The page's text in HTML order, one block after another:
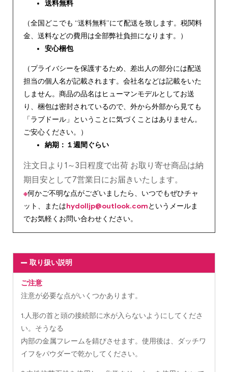
送料無料
（全国どこでも “送料無料”にて配送を致します。税関料
金、送料などの費用は全部弊社負担になります。）
安心梱包
（プライバシーを保護するため、差出人の部分には配送
担当の個人名が記載されます。会社名などは記載をいた
しません。商品の品名はヒューマンモデルとしてお送
り、梱包は密封されているので、外から外部から見ても
「ラブドール」ということに気づくことはありません。
ご安心ください。）
納期：１週間ぐらい
注文日より1～3日程度で出荷 お取り寄せ商品は納
期目安として7営業日にお届きいたします。
※何かご不明な点がございましたら、いつでもぜひチャ
ット、またはhydolljp@outlook.comというメールま
でお気軽くお問い合わせください。
取り扱い説明
ご注意
注意が必要な点がいくつかあります。
1.人形の首と頭の接続部に水が入らないようにしてくださ
い。そうなる
内部の金属フレームを錆びさせます。使用後は、ダッチワ
イフをパウダーで乾かしてください。